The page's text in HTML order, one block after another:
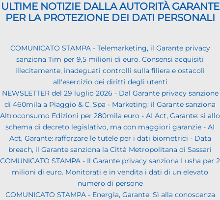
ULTIME NOTIZIE DALLA AUTORITÀ GARANTE
PER LA PROTEZIONE DEI DATI PERSONALI
COMUNICATO STAMPA - Telemarketing, il Garante privacy
sanziona Tim per 9,5 milioni di euro. Consensi acquisiti
illecitamente, inadeguati controlli sulla filiera e ostacoli
all'esercizio dei diritti degli utenti
NEWSLETTER del 29 luglio 2026 - Dal Garante privacy sanzione
di 460mila a Piaggio & C. Spa - Marketing: il Garante sanziona
Altroconsumo Edizioni per 280mila euro - AI Act, Garante: sì allo
schema di decreto legislativo, ma con maggiori garanzie - AI
Act, Garante: rafforzare le tutele per i dati biometrici - Data
breach, il Garante sanziona la Città Metropolitana di Sassari
COMUNICATO STAMPA - Il Garante privacy sanziona Lusha per 2
milioni di euro. Monitorati e in vendita i dati di un elevato
numero di persone
COMUNICATO STAMPA - Energia, Garante: Sì alla conoscenza